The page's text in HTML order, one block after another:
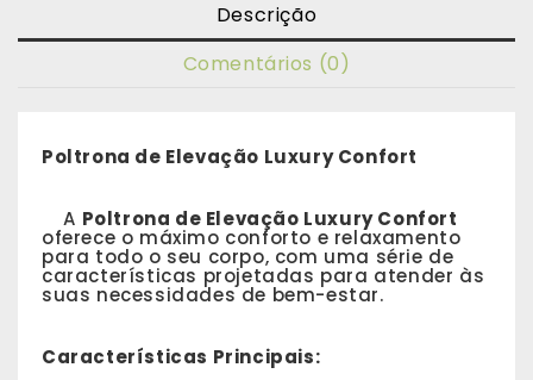
Descrição
Comentários (0)
Poltrona de Elevação Luxury Confort
A Poltrona de Elevação Luxury Confort
oferece o máximo conforto e relaxamento
para todo o seu corpo, com uma série de
características projetadas para atender às
suas necessidades de bem-estar.
Características Principais: